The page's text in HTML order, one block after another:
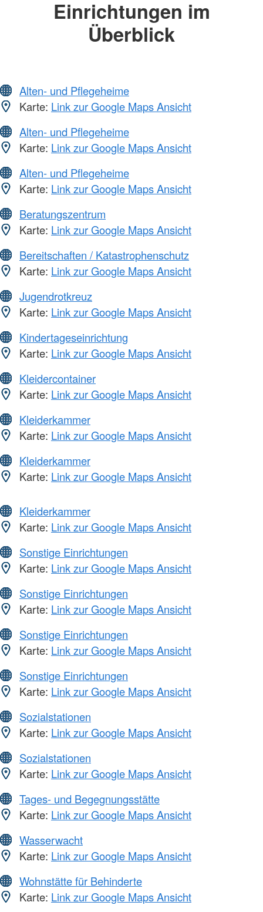
Einrichtungen im
Überblick
Alten- und Pflegeheime
Karte: Link zur Google Maps Ansicht
Alten- und Pflegeheime
Karte: Link zur Google Maps Ansicht
Alten- und Pflegeheime
Karte: Link zur Google Maps Ansicht
Beratungszentrum
Karte: Link zur Google Maps Ansicht
Bereitschaften / Katastrophenschutz
Karte: Link zur Google Maps Ansicht
Jugendrotkreuz
Karte: Link zur Google Maps Ansicht
Kindertageseinrichtung
Karte: Link zur Google Maps Ansicht
Kleidercontainer
Karte: Link zur Google Maps Ansicht
Kleiderkammer
Karte: Link zur Google Maps Ansicht
Kleiderkammer
Karte: Link zur Google Maps Ansicht
Kleiderkammer
Karte: Link zur Google Maps Ansicht
Sonstige Einrichtungen
Karte: Link zur Google Maps Ansicht
Sonstige Einrichtungen
Karte: Link zur Google Maps Ansicht
Sonstige Einrichtungen
Karte: Link zur Google Maps Ansicht
Sonstige Einrichtungen
Karte: Link zur Google Maps Ansicht
Sozialstationen
Karte: Link zur Google Maps Ansicht
Sozialstationen
Karte: Link zur Google Maps Ansicht
Tages- und Begegnungsstätte
Karte: Link zur Google Maps Ansicht
Wasserwacht
Karte: Link zur Google Maps Ansicht
Wohnstätte für Behinderte
Karte: Link zur Google Maps Ansicht